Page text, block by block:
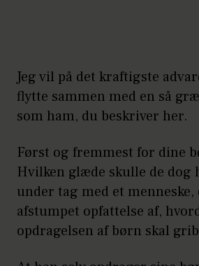
Jeg vil på det kraftigste
flytte sammen med en så
som ham, du beskriver her.
Først og fremmest for dine
Hvilken glæde skulle de dog
under tag med et menneske,
afstumpet opfattelse af,
opdragelsen af børn skal